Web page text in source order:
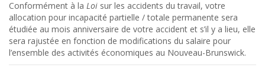
Conformément à la Loi sur les accidents du travail, votre
allocation pour incapacité partielle / totale permanente sera
étudiée au mois anniversaire de votre accident et s’il y a lieu, elle
sera rajustée en fonction de modifications du salaire pour
l’ensemble des activités économiques au Nouveau-Brunswick.